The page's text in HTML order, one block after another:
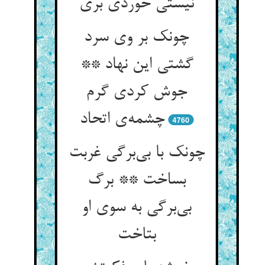
نیستی خوردی بری
چونک بر وی سرد
گشتی این نهاد **
جوش کردی گرم
چشمه‌ی اتحاد
4760
چونک با بی‌برگی غربت
بساخت ** برگ
بی‌برگی به سوی او
بتاخت